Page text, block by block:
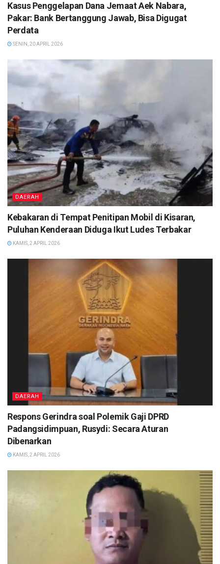
Kasus Penggelapan Dana Jemaat Aek Nabara,
Pakar: Bank Bertanggung Jawab, Bisa Digugat
Perdata
SENIN, 20 APRIL 2026
DAERAH
Kebakaran di Tempat Penitipan Mobil di Kisaran,
Puluhan Kenderaan Diduga Ikut Ludes Terbakar
KAMIS, 2 APRIL 2026
DAERAH
Respons Gerindra soal Polemik Gaji DPRD
Padangsidimpuan, Rusydi: Secara Aturan
Dibenarkan
KAMIS, 2 APRIL 2026